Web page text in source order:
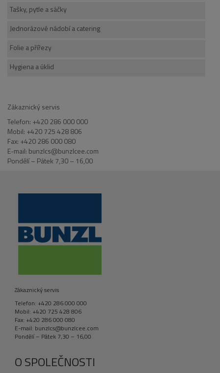
Tašky, pytle a sáčky
Jednorázové nádobí a catering
Folie a přířezy
Hygiena a úklid
Zákaznický servis
Telefon: +420 286 000 000
Mobil: +420 725 428 806
Fax: +420 286 000 080
E-mail: bunzlcs@bunzlcee.com
Pondělí – Pátek 7,30 – 16,00
Zákaznický servis
Telefon: +420 286 000 000
Mobil: +420 725 428 806
Fax: +420 286 000 080
E-mail: bunzlcs@bunzlcee.com
Pondělí – Pátek 7,30 – 16,00
O SPOLEČNOSTI